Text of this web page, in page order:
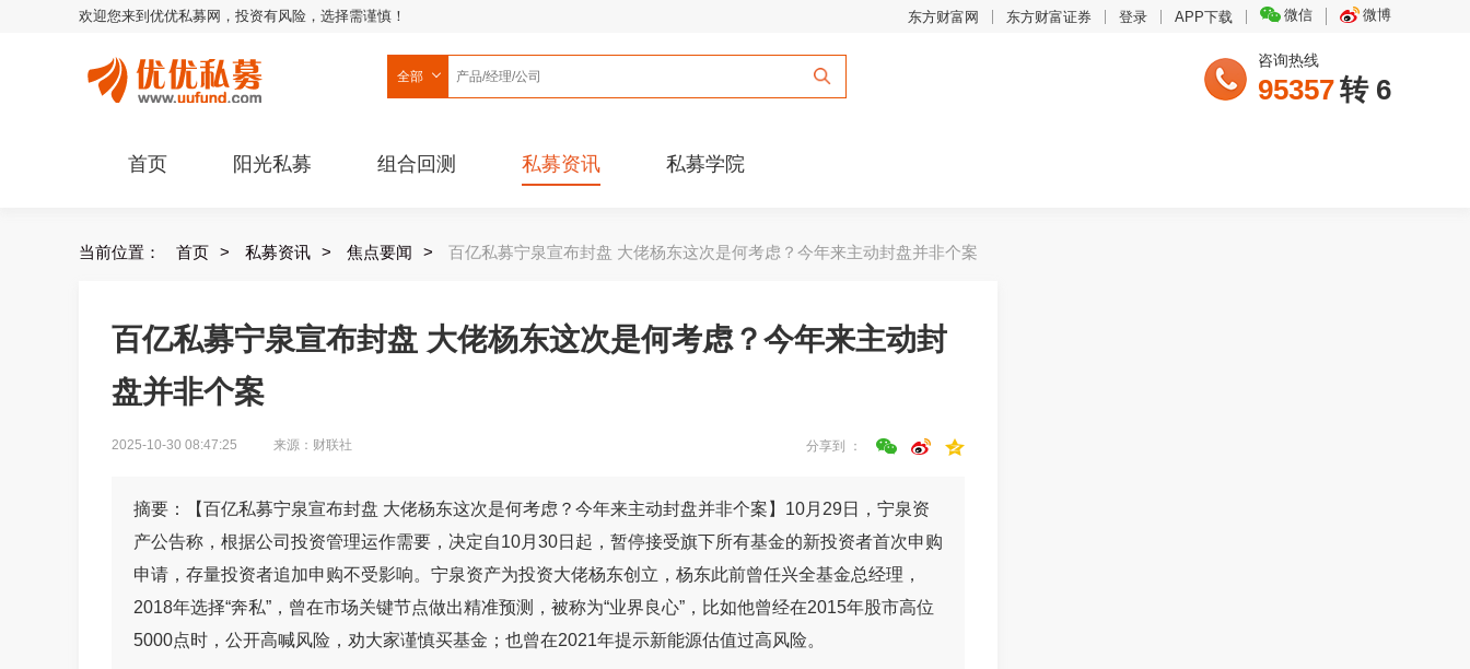
欢迎您来到优优私募网，投资有风险，选择需谨慎！ 东方财富网 东方财富证券 登录 APP下载 微信 微博
全部
咨询热线
95357转 6
首页 阳光私募 组合回测 私募资讯 私募学院
当前位置： 首页 > 私募资讯 > 焦点要闻 > 百亿私募宁泉宣布封盘 大佬杨东这次是何考虑？今年来主动封盘并非个案
百亿私募宁泉宣布封盘 大佬杨东这次是何考虑？今年来主动封
盘并非个案
2025-10-30 08:47:25 来源：财联社 分享到 ：
摘要：【百亿私募宁泉宣布封盘 大佬杨东这次是何考虑？今年来主动封盘并非个案】10月29日，宁泉资
产公告称，根据公司投资管理运作需要，决定自10月30日起，暂停接受旗下所有基金的新投资者首次申购
申请，存量投资者追加申购不受影响。宁泉资产为投资大佬杨东创立，杨东此前曾任兴全基金总经理，
2018年选择“奔私”，曾在市场关键节点做出精准预测，被称为“业界良心”，比如他曾经在2015年股市高位
5000点时，公开高喊风险，劝大家谨慎买基金；也曾在2021年提示新能源估值过高风险。